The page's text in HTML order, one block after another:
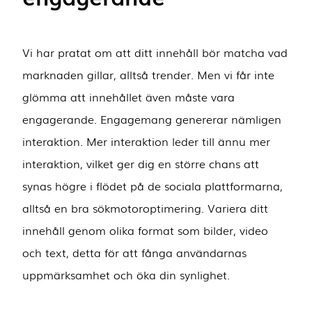
Vi har pratat om att ditt innehåll bör matcha vad
marknaden gillar, alltså trender. Men vi får inte
glömma att innehållet även måste vara
engagerande. Engagemang genererar nämligen
interaktion. Mer interaktion leder till ännu mer
interaktion, vilket ger dig en större chans att
synas högre i flödet på de sociala plattformarna,
alltså en bra sökmotoroptimering. Variera ditt
innehåll genom olika format som bilder, video
och text, detta för att fånga användarnas
uppmärksamhet och öka din synlighet.